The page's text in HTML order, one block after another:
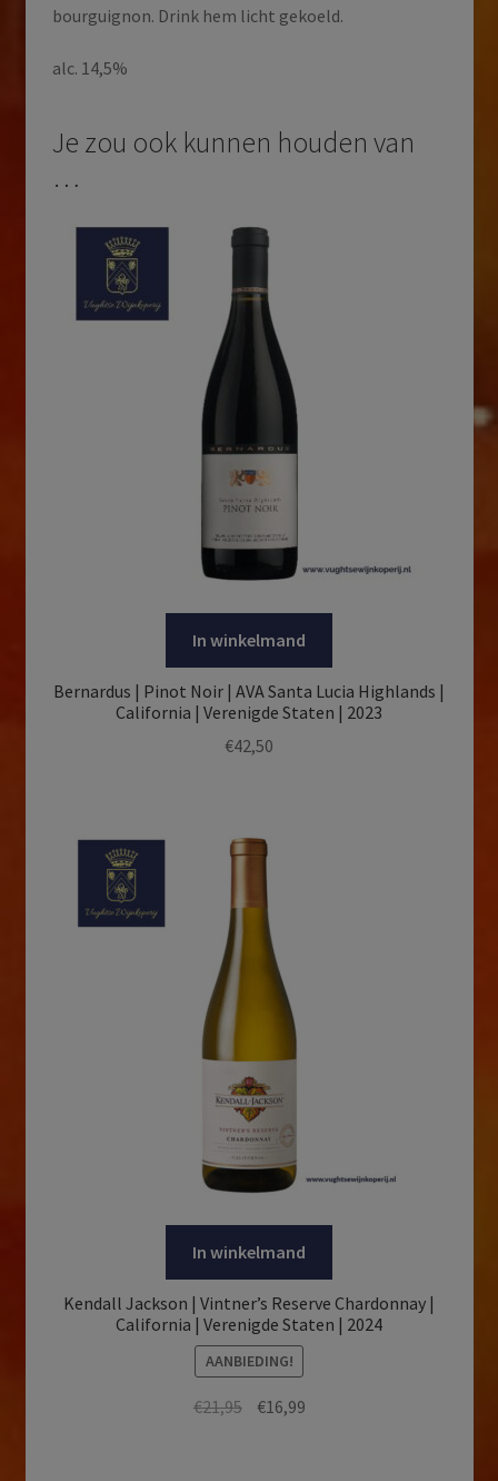
bourguignon. Drink hem licht gekoeld.
alc. 14,5%
Je zou ook kunnen houden van
…
In winkelmand
Bernardus | Pinot Noir | AVA Santa Lucia Highlands |
California | Verenigde Staten | 2023
€42,50
In winkelmand
Kendall Jackson | Vintner’s Reserve Chardonnay |
California | Verenigde Staten | 2024
AANBIEDING!
€21,95 Oorspronkelijke
€16,99Huidige